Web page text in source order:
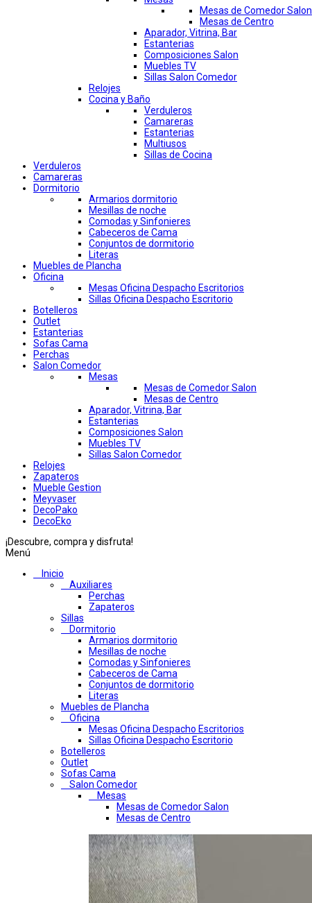
Mesas de Comedor Salon
Mesas de Centro
Aparador, Vitrina, Bar
Estanterias
Composiciones Salon
Muebles TV
Sillas Salon Comedor
Relojes
Cocina y Baño
Verduleros
Camareras
Estanterias
Multiusos
Sillas de Cocina
Verduleros
Camareras
Dormitorio
Armarios dormitorio
Mesillas de noche
Comodas y Sinfonieres
Cabeceros de Cama
Conjuntos de dormitorio
Literas
Muebles de Plancha
Oficina
Mesas Oficina Despacho Escritorios
Sillas Oficina Despacho Escritorio
Botelleros
Outlet
Estanterias
Sofas Cama
Perchas
Salon Comedor
Mesas
Mesas de Comedor Salon
Mesas de Centro
Aparador, Vitrina, Bar
Estanterias
Composiciones Salon
Muebles TV
Sillas Salon Comedor
Relojes
Zapateros
Mueble Gestion
Meyvaser
DecoPako
DecoEko
¡Descubre, compra y disfruta!
Menú
Inicio
Auxiliares
Perchas
Zapateros
Sillas
Dormitorio
Armarios dormitorio
Mesillas de noche
Comodas y Sinfonieres
Cabeceros de Cama
Conjuntos de dormitorio
Literas
Muebles de Plancha
Oficina
Mesas Oficina Despacho Escritorios
Sillas Oficina Despacho Escritorio
Botelleros
Outlet
Sofas Cama
Salon Comedor
Mesas
Mesas de Comedor Salon
Mesas de Centro